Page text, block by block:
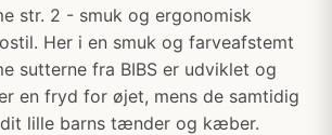
str. 2 - smuk og ergonomisk
Her i en smuk og farveafstemt
sutterne fra BIBS er udviklet og
en fryd for øjet, mens de samtidig
lille barns tænder og kæber.